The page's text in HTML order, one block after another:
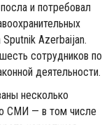
и потребовал
Azerbaijan.
сотрудников по
деятельности.
несколько
СМИ — в том числе